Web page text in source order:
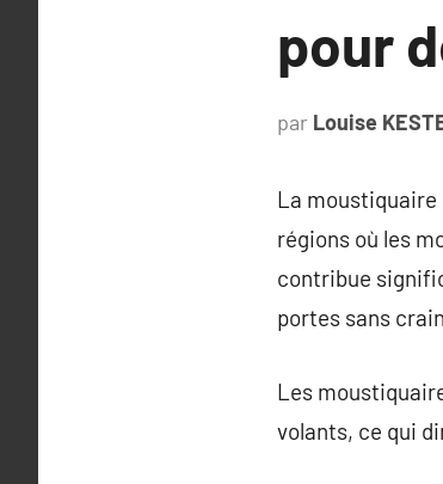
pour
par Louise
La
régions où les
contribue
portes sans
Les
volants, ce qui